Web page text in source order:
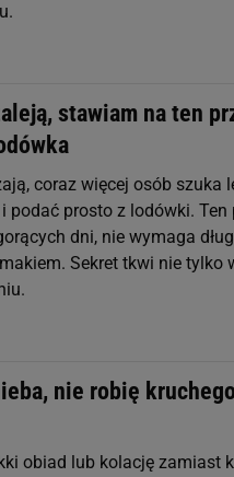
stawiam na ten
coraz więcej osób szuka
podać prosto z lodówki.
dni, nie wymaga
Sekret tkwi nie tylko
nie robię
obiad lub kolację zamiast